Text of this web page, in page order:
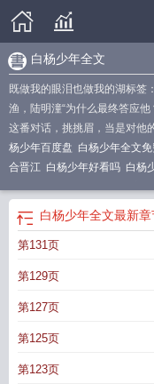
白杨少年全文
既做我的眼泪也做我的湖标签
渔，陆明潼“为什么最终答应
这番对话，挑挑眉，当是对他
杨少年百度盘 白杨少年全文
合晋江 白杨少年好看吗 白杨
白杨少年 百度 白杨少年资
年叶晗叫爸爸
度白杨少年讲了什么内容
少年番外txt百度
白杨少年全
容白杨少年by明开月合 白
在线阅读白杨少年简介 白杨
年全文免费阅读无弹窗
白杨
白杨少年全文最新章
第131页
第129页
第127页
第125页
第123页